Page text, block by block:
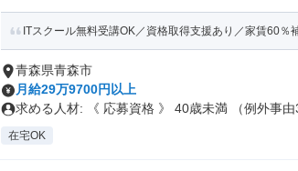
ITスクール無料受講OK／資格取得支援あり／家賃60
青森県青森市
月給29万9700円以上
求める人材: 《 応募資格 》 40歳未満 （例外事由
在宅OK